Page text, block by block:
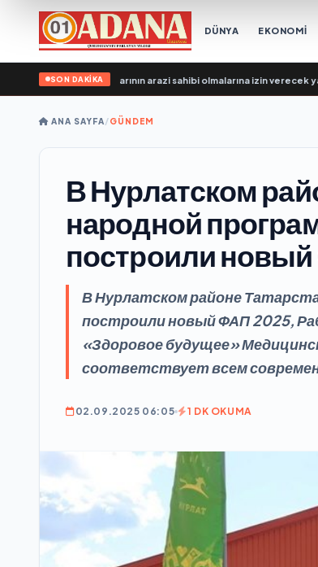
DÜNYA EKONOMİ
SON DAKİKA
SVO katılımcılarının arazi sahibi olmalarına izin verecek yasal
ANA SAYFA/GÜNDEM
В Нурлатском
народной
построили
В Нурлатском районе
построили новый ФАП 2025,
«Здоровое будущее»
соответствует всем
02.09.2025 06:05 1 DK OKUMA